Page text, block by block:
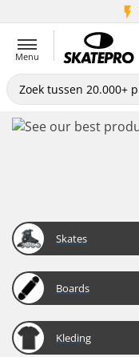
Menu
Skates
Boards
Kleding